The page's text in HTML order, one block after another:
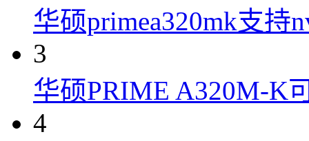
华硕primea320mk支持
3
华硕PRIME A320M-K
4